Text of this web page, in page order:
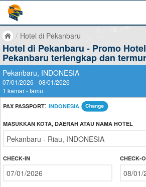
/ Hotel di Pekanbaru
Hotel di Pekanbaru - Promo
Pekanbaru terlengkap dan
Pekanbaru, INDONESIA
07/01/2026 - 08/01/2026
1 kamar - tamu
PAX PASSPORT: INDONESIA
MASUKKAN KOTA, DAERAH ATAU NAMA HOTEL
CHECK-IN CHECK-